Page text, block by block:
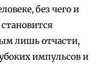
без чего и
лишь отчасти,
импульсов и